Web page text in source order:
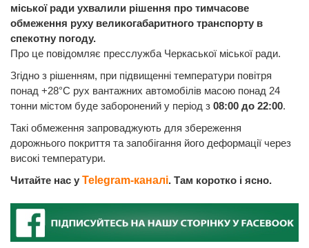
міської ради ухвалили рішення про тимчасове
обмеження руху великогабаритного транспорту в
спекотну погоду.
Про це повідомляє пресслужба Черкаської міської ради.
Згідно з рішенням, при підвищенні температури повітря
понад +28°C рух вантажних автомобілів масою понад 24
тонни містом буде заборонений у період з 08:00 до 22:00.
Такі обмеження запроваджують для збереження
дорожнього покриття та запобігання його деформації через
високі температури.
Читайте нас у Telegram-каналі. Там коротко і ясно.